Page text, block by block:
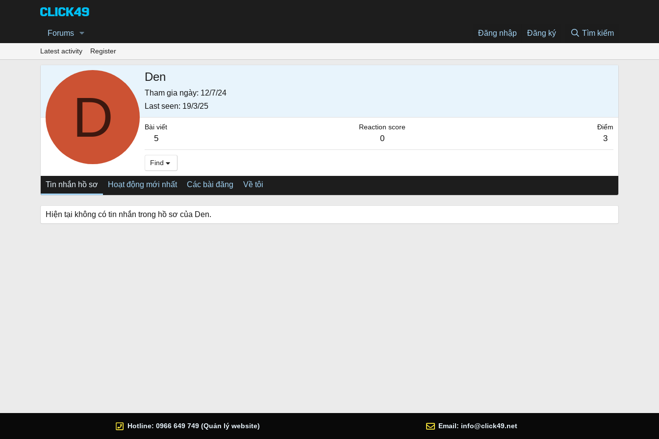
Forums Đăng nhập Đăng ký Tìm kiếm
Latest activity Register
D
Den
Tham gia ngày 12/7/24
Last seen 19/3/25
Bài viết
5
Reaction score
0
Điểm
3
Find
Tin nhắn hồ sơ Hoạt động mới nhất Các bài đăng Về tôi
Hiện tại không có tin nhắn trong hồ sơ của Den.
Hotline: 0966 649 749 (Quản lý website) Email: info@click49.net